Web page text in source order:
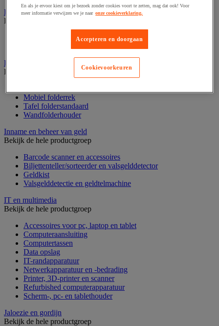
Bewegwijzering en aanduidingsborden
Bekijk de hele productgroep
Folderrek en -houder
Bekijk de hele productgroep
Mobiel folderrek
Tafel folderstandaard
Wandfolderhouder
Inname en beheer van geld
Bekijk de hele productgroep
Barcode scanner en accessoires
Biljettenteller/sorteerder en valsgelddetector
Geldkist
Valsgelddetectie en geldtelmachine
IT en multimedia
Bekijk de hele productgroep
Accessoires voor pc, laptop en tablet
Computeraansluiting
Computertassen
Data opslag
IT-randapparatuur
Netwerkapparatuur en -bedrading
Printer, 3D-printer en scanner
Refurbished computerapparatuur
Scherm-, pc- en tablethouder
Jaloezie en gordijn
Bekijk de hele productgroep
En als je ervoor kiest om je bezoek zonder cookies voort te zetten, mag dat ook! Voor
meer informatie verwijzen we je naar onze cookieverklaring.
Accepteren en doorgaan
Cookievoorkeuren